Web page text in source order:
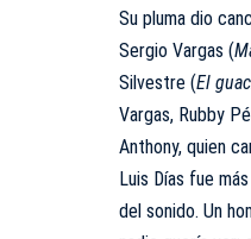
Su pluma dio
Sergio Vargas (
Silvestre (El
Vargas, Rubby
Anthony, quien
Luis Días fue
del sonido. Un